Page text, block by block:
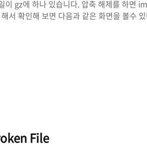
이 gz에 하나 있습니다. 압축 해제를 하면
서 확인해 보면 다음과 같은 화면을 볼수
결과는 아래와 같습니다. 경로를 모두 찾
가 있었습니다. Flag :
File